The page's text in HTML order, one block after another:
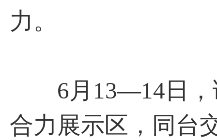
力。
6月13—14日，
合力展示区，同台